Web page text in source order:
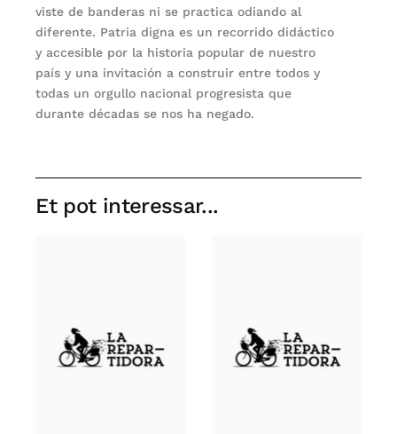
viste de banderas ni se practica odiando al
diferente. Patria digna es un recorrido didáctico
y accesible por la historia popular de nuestro
país y una invitación a construir entre todos y
todas un orgullo nacional progresista que
durante décadas se nos ha negado.
Et pot interessar...